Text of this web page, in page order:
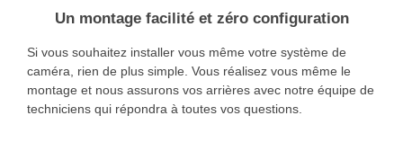
Un montage facilité et zéro configuration
Si vous souhaitez installer vous même votre système de
caméra, rien de plus simple. Vous réalisez vous même le
montage et nous assurons vos arrières avec notre équipe de
techniciens qui répondra à toutes vos questions.